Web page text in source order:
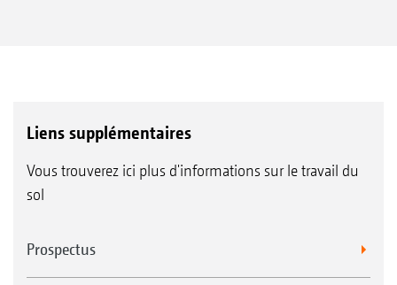
Liens supplémentaires
Vous trouverez ici plus d'informations sur le travail du
sol
Prospectus